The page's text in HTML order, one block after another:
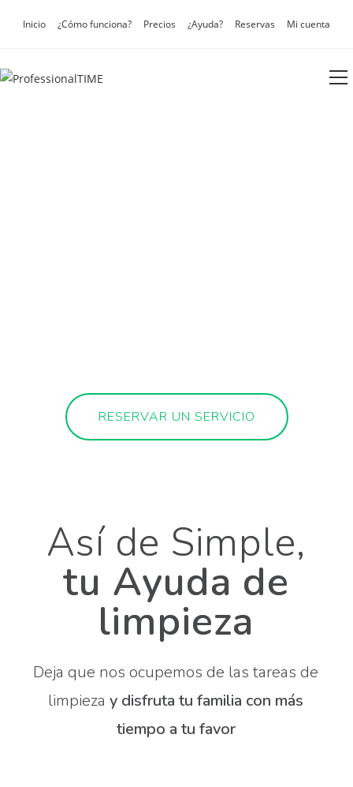
Inicio ¿Cómo funciona? Precios ¿Ayuda? Reservas Mi cuenta
RESERVAR UN SERVICIO
Así de Simple,
tu Ayuda de
limpieza
Deja que nos ocupemos de las tareas de
limpieza y disfruta tu familia con más
tiempo a tu favor